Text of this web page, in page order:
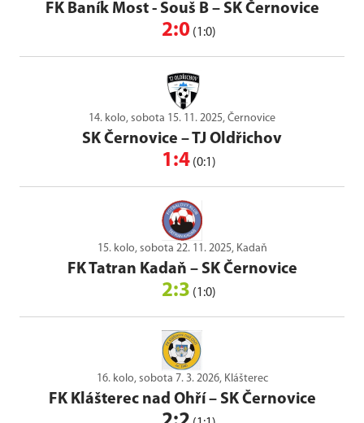
FK Baník Most - Souš B– SK Černovice
2:0 (1:0)
14. kolo, sobota 15. 11. 2025, Černovice
SK Černovice –TJ Oldřichov
1:4 (0:1)
15. kolo, sobota 22. 11. 2025, Kadaň
FK Tatran Kadaň – SK Černovice
2:3 (1:0)
16. kolo, sobota 7. 3. 2026, Klášterec
FK Klášterec nad Ohří– SK Černovice